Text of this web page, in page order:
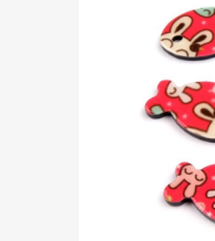
hvězdiček.